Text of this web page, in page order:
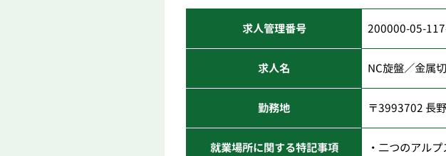
求人管理番号 200000-05-
求人名 NC旋盤／金属
勤務地 〒3993702 長
就業場所に関する特記事項
・二つのアル